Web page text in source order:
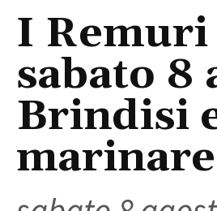
I
sabato 8
Brindisi